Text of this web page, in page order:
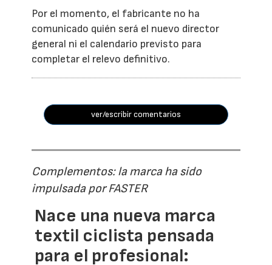
Por el momento, el fabricante no ha
comunicado quién será el nuevo director
general ni el calendario previsto para
completar el relevo definitivo.
ver/escribir comentarios
Complementos: la marca ha sido
impulsada por FASTER
Nace una nueva marca
textil ciclista pensada
para el profesional: